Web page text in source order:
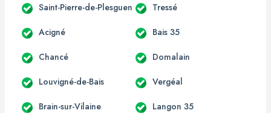
Saint-Pierre-de-Plesguen Tressé
Acigné Bais 35
Chancé Domalain
Louvigné-de-Bais Vergéal
Brain-sur-Vilaine Langon 35